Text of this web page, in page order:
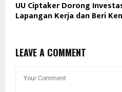
UU Ciptaker Dorong
Lapangan Kerja dan Beri
LEAVE A COMMENT